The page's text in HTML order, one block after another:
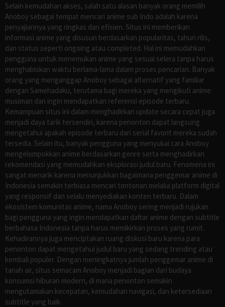
Selain kemudahan akses, salah satu alasan banyak orang memilih
Anoboy sebagai tempat mencari anime sub Indo adalah karena
penyajiannya yang ringkas dan efisien. Situs ini memberikan
informasi anime yang disusun berdasarkan popularitas, tahun rilis,
dan status seperti ongoing atau completed. Hal ini memudahkan
pengguna untuk menemukan anime yang sesuai selera tanpa harus
menghabiskan waktu berlama-lama dalam proses pencarian. Banyak
orang yang menganggap Anoboy sebagai alternatif yang familiar
dengan Samehadaku, terutama bagi mereka yang mengikuti anime
musiman dan ingin mendapatkan referensi episode terbaru.
Kemampuan situs ini dalam menghadirkan update secara cepat juga
menjadi daya tarik tersendiri, karena penonton dapat langsung
mengetahui apakah episode terbaru dari serial favorit mereka sudah
tersedia. Selain itu, banyak pengguna yang menyukai cara Anoboy
mengelompokkan anime berdasarkan genre serta menghadirkan
rekomendasi yang memudahkan eksplorasi judul baru. Fenomena ini
sangat menarik karena menunjukkan bagaimana penggemar anime di
Indonesia semakin terbiasa mencari tontonan melalui platform digital
yang responsif dan selalu menyediakan konten terbaru. Dalam
ekosistem komunitas anime, nama Anoboy sering menjadi rujukan
bagi pengguna yang ingin mendapatkan daftar anime dengan subtitle
berbahasa Indonesia tanpa harus memikirkan proses yang rumit.
Kehadirannya juga menciptakan ruang diskusi baru karena para
penonton dapat mengetahui judul baru yang sedang trending atau
kembali populer. Dengan meningkatnya jumlah penggemar anime di
tanah air, situs semacam Anoboy menjadi bagian dari budaya
konsumsi hiburan modern, di mana penonton semakin
mengutamakan kecepatan, kemudahan navigasi, dan ketersediaan
subtitle yang baik.